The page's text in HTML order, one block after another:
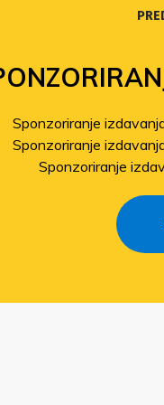
Sponzoriranje
Sponzoriranje
Sponzoriranje